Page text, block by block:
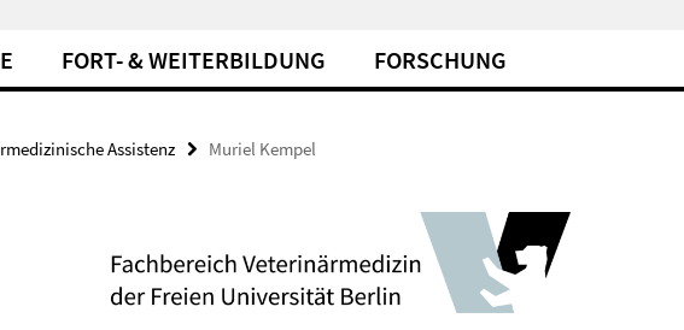
FORT- & WEITERBILDUNG FORSCHUNG
Assistenz Muriel Kempel